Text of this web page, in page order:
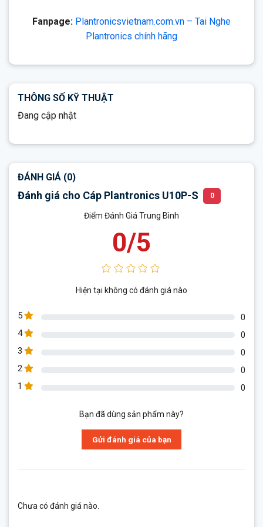
Fanpage: Plantronicsvietnam.com.vn – Tai Nghe
Plantronics chính hãng
THÔNG SỐ KỸ THUẬT
Đang cập nhật
ĐÁNH GIÁ (0)
Đánh giá cho Cáp Plantronics U10P-S 0
Điểm Đánh Giá Trung Bình
0/5
Hiện tại không có đánh giá nào
5 0
4 0
3 0
2 0
1 0
Bạn đã dùng sản phẩm này?
Gửi đánh giá của bạn
Chưa có đánh giá nào.